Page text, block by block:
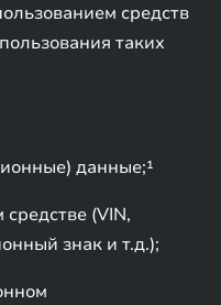
средств
таких
данные;¹
(VIN,
знак и т.д.);